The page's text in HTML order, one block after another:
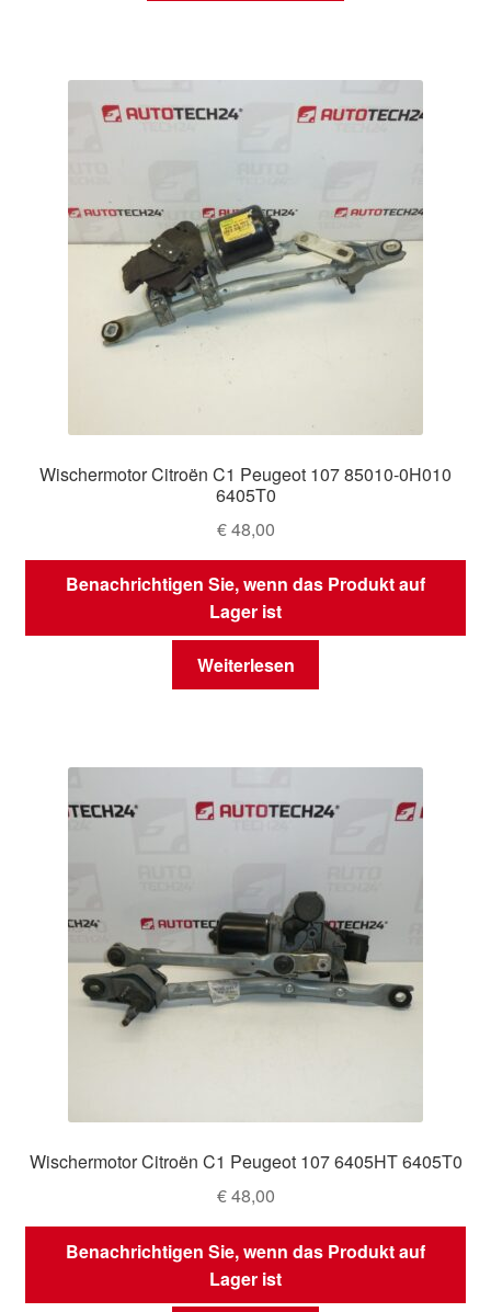
Wischermotor Citroën C1 Peugeot 107 85010-0H010
6405T0
€48,00
Benachrichtigen Sie, wenn das Produkt auf
Lager ist
Weiterlesen
Wischermotor Citroën C1 Peugeot 107 6405HT 6405T0
€48,00
Benachrichtigen Sie, wenn das Produkt auf
Lager ist